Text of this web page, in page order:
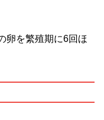
卵を繁殖期に6回ほ